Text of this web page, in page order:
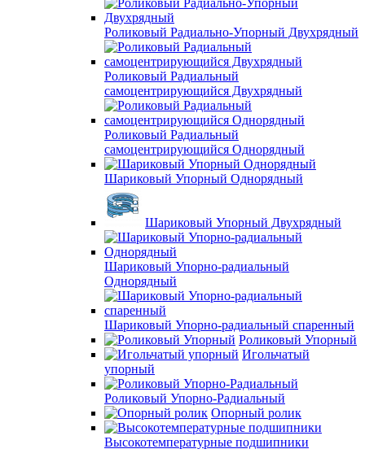
Роликовый Радиально-Упорный Двухрядный
Роликовый Радиальный
самоцентрирующийся Двухрядный
Роликовый Радиальный
самоцентрирующийся Однорядный
Шариковый Упорный Однорядный
Шариковый Упорный Двухрядный
Шариковый Упорно-радиальный
Однорядный
Шариковый Упорно-радиальный спаренный
Роликовый Упорный
Игольчатый
упорный
Роликовый Упорно-Радиальный
Опорный ролик
Высокотемпературные подшипники